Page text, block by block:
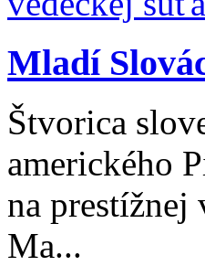
Mladí
Štvorica
amerického
na
Ma...